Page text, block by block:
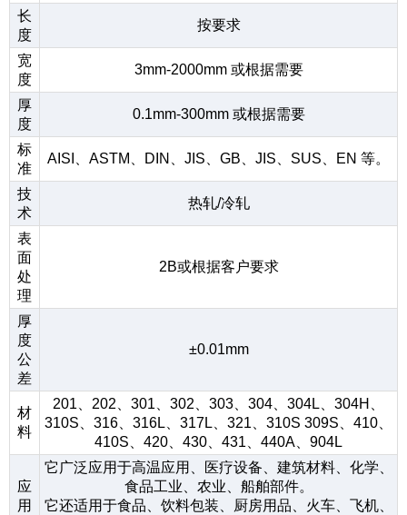
长
度
按要求
宽
度
3mm-2000mm 或根据需要
厚
度
0.1mm-300mm 或根据需要
标
准
AISI、ASTM、DIN、JIS、GB、JIS、SUS、EN 等。
技
术
热轧/冷轧
表
面
处
理
2B或根据客户要求
厚
度
公
差
±0.01mm
材
料
201、202、301、302、303、304、304L、304H、
310S、316、316L、317L、321、310S 309S、410、
410S、420、430、431、440A、904L
应
用
它广泛应用于高温应用、医疗设备、建筑材料、化学、
食品工业、农业、船舶部件。
它还适用于食品、饮料包装、厨房用品、火车、飞机、